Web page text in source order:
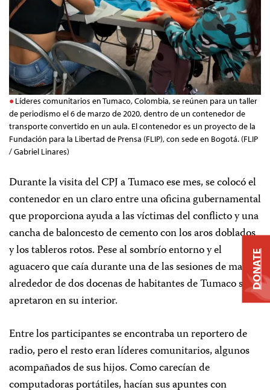
Líderes comunitarios en Tumaco, Colombia, se reúnen para un taller
de periodismo el 6 de marzo de 2020, dentro de un contenedor de
transporte convertido en un aula. El contenedor es un proyecto de la
Fundación para la Libertad de Prensa (FLIP), con sede en Bogotá. (FLIP
/ Gabriel Linares)
Durante la visita del CPJ a Tumaco ese mes, se colocó el
contenedor en un claro entre una oficina gubernamental
que proporciona ayuda a las víctimas del conflicto y una
cancha de baloncesto de cemento con los aros doblados
y los tableros rotos. Pese al sombrío entorno y el
aguacero que caía durante una de las sesiones de marzo,
alrededor de dos docenas de habitantes de Tumaco se
apretaron en su interior.
Entre los participantes se encontraba un reportero de
radio, pero el resto eran líderes comunitarios, algunos
acompañados de sus hijos. Como carecían de
computadoras portátiles, hacían sus apuntes con
DONATE